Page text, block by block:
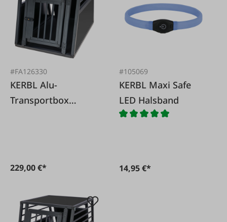
#FA126330
KERBL Alu-
Transportbox
229,00 €*
#105069
KERBL Maxi Safe
LED Halsband
14,95 €*